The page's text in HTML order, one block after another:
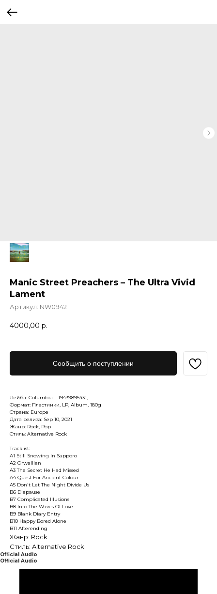
Manic Street Preachers – The Ultra Vivid
Lament
Артикул: NW0942
4000,00 р.
Сообщить о поступлении
Лейбл: Columbia – 19439895431,
Формат: Пластинки, LP, Album, 180g
Страна: Europe
Дата релиза: Sep 10, 2021
Жанр: Rock, Pop
Стиль: Alternative Rock
Tracklist:
A1 Still Snowing In Sapporo
A2 Orwellian
A3 The Secret He Had Missed
A4 Quest For Ancient Colour
A5 Don't Let The Night Divide Us
B6 Diapause
B7 Complicated Illusions
B8 Into The Waves Of Love
B9 Blank Diary Entry
B10 Happy Bored Alone
B11 Afterending
Жанр: Rock
Стиль: Alternative Rock
Official Audio
Official Audio